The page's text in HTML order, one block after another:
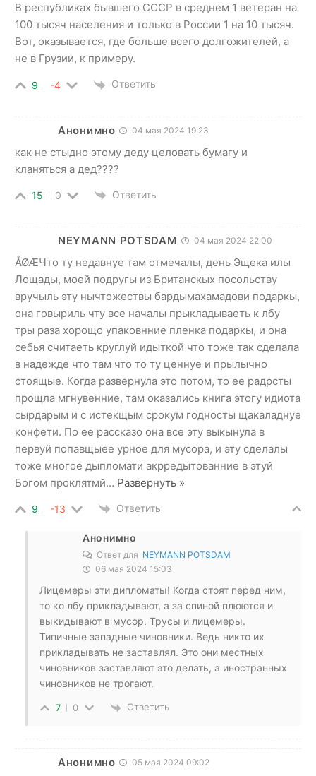
В республиках бывшего СССР в среднем 1 ветеран на
100 тысяч населения и только в России 1 на 10 тысяч.
Вот, оказывается, где больше всего долгожителей, а
не в Грузии, к примеру.
9 -4 Ответить
Анонимно 04 мая 2024 19:23
как не стыдно этому деду целовать бумагу и
кланяться а дед????
15 0 Ответить
NEYMANN POTSDAM 04 мая 2024 22:00
ÅØÆЧто ту недавнуе там отмечалы, день Эщека илы
Лощады, моей подругы из Британскых посольству
вручыль эту нычтожествы бардымахамадови подаркы,
она говыриль чту все началы прыкладываеть к лбу
тры раза хорощо упаковнние пленка подаркы, и она
себья считаеть круглуй идыткой что тоже так сделала
в надежде что там что то ту ценнуе и прылычно
стоящые. Когда развернула это потом, то ее радрсты
прощла мгнувенние, там оказались книга этогу идиота
сырдарым и с истекщым срокум годносты щакаладнуе
конфети. По ее рассказо она все эту выкынула в
первуй попавщыее урное для мусора, и эту сделалы
тоже многое дыпломати акрредытованние в этуй
Богом проклятмй… Развернуть »
9 -13 Ответить
Анонимно
Ответ для NEYMANN POTSDAM
06 мая 2024 15:03
Лицемеры эти дипломаты! Когда стоят перед ним,
то ко лбу прикладывают, а за спиной плюются и
выкидывают в мусор. Трусы и лицемеры.
Типичные западные чиновники. Ведь никто их
прикладывать не заставлял. Это они местных
чиновников заставляют это делать, а иностранных
чиновников не трогают.
7 0 Ответить
Анонимно 05 мая 2024 09:02